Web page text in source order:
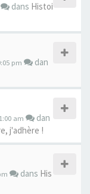
dans Histoi
pm
dan
am
dan
j'adhère !
dans His